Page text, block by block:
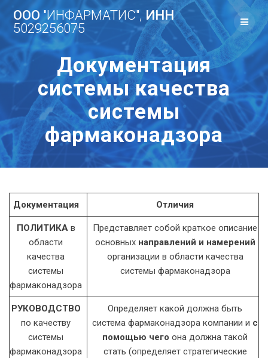
Перейти
к
контенту
ООО"ИНФАРМАТИС", ИНН
5029256075
Документация
системы качества
системы
фармаконадзора
Документация Отличия
ПОЛИТИКАв
области
качества
системы
фармаконадзора
Представляет собой краткое описание
основных направлений и намерений
организации в области качества
системы фармаконадзора
РУКОВОДСТВО
по качеству
системы
фармаконадзора
Определяет какой должна быть
система фармаконадзора компании и с
помощью чегоона должна такой
стать (определяет стратегические